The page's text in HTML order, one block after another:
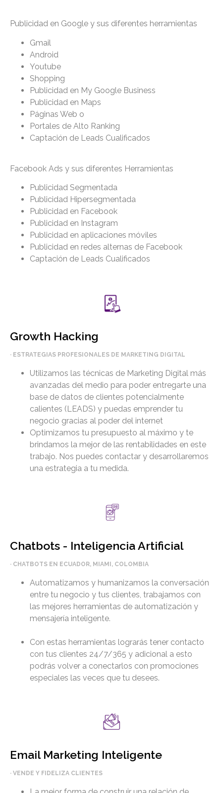
Publicidad en Google y sus diferentes herramientas
Gmail
Android
Youtube
Shopping
Publicidad en My Google Business
Publicidad en Maps
Páginas Web o
Portales de Alto Ranking
Captación de Leads Cualificados
Facebook Ads y sus diferentes Herramientas
Publicidad Segmentada
Publicidad Hipersegmentada
Publicidad en Facebook
Publicidad en Instagram
Publicidad en aplicaciones móviles
Publicidad en redes alternas de Facebook
Captación de Leads Cualificados
Growth Hacking
· ESTRATEGIAS PROFESIONALES DE MARKETING DIGITAL
Utilizamos las técnicas de Marketing Digital más
avanzadas del medio para poder entregarte una
base de datos de clientes potencialmente
calientes (LEADS) y puedas emprender tu
negocio gracias al poder del internet
Optimizamos tu presupuesto al máximo y te
brindamos la mejor de las rentabilidades en este
trabajo. Nos puedes contactar y desarrollaremos
una estrategia a tu medida.
Chatbots - Inteligencia Artificial
· CHATBOTS EN ECUADOR, MIAMI, COLOMBIA
Automatizamos y humanizamos la conversación
entre tu negocio y tus clientes, trabajamos con
las mejores herramientas de automatización y
mensajería inteligente.
Con estas herramientas lograrás tener contacto
con tus clientes 24/7/365 y adicional a esto
podrás volver a conectarlos con promociones
especiales las veces que tu desees.
Email Marketing Inteligente
· VENDE Y FIDELIZA CLIENTES